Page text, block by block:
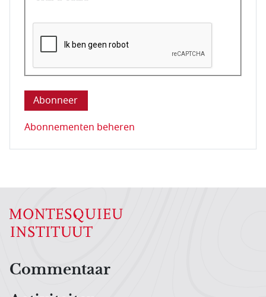
Deze vraag is om te controleren dat u een mens
Abonnementen beheren
Hoofdnavigatiemenu
Commentaar